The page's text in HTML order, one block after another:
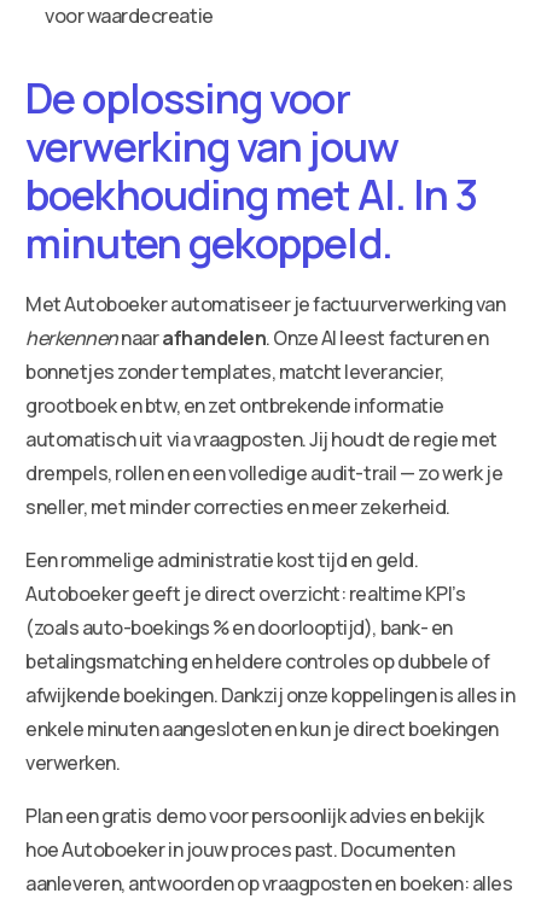
voor waardecreatie
De oplossing voor
verwerking van jouw
boekhouding met AI. In 3
minuten gekoppeld.
Met Autoboeker automatiseer je factuurverwerking van
herkennennaarafhandelen. Onze AI leest facturen en
bonnetjes zonder templates, matcht leverancier,
grootboek en btw, en zet ontbrekende informatie
automatisch uit via vraagposten. Jij houdt de regie met
drempels, rollen en een volledige audit-trail — zo werk je
sneller, met minder correcties en meer zekerheid.
Een rommelige administratie kost tijd en geld.
Autoboeker geeft je direct overzicht: realtime KPI’s
(zoals auto-boekings % en doorlooptijd), bank- en
betalingsmatching en heldere controles op dubbele of
afwijkende boekingen. Dankzij onze koppelingen is alles in
enkele minuten aangesloten en kun je direct boekingen
verwerken.
Plan een gratis demo voor persoonlijk advies en bekijk
hoe Autoboeker in jouw proces past. Documenten
aanleveren, antwoorden op vraagposten en boeken: alles